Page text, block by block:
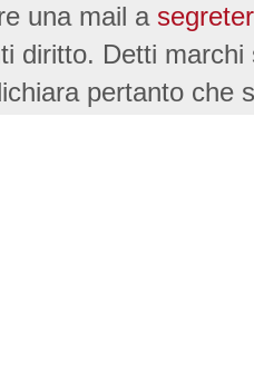
una mail a
diritto. Detti
pertanto che